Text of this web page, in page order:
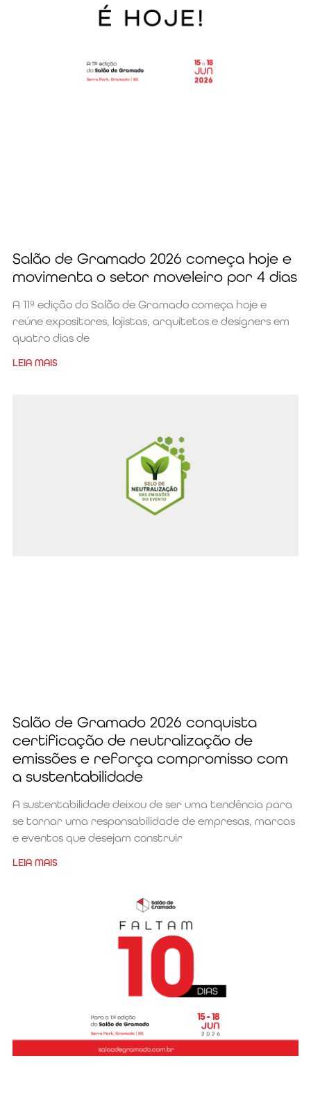
Salão de Gramado 2026 começa hoje e
movimenta o setor moveleiro por 4 dias
A 11ª edição do Salão de Gramado começa hoje e
reúne expositores, lojistas, arquitetos e designers em
quatro dias de
LEIA MAIS
Salão de Gramado 2026 conquista
certificação de neutralização de
emissões e reforça compromisso com
a sustentabilidade
A sustentabilidade deixou de ser uma tendência para
se tornar uma responsabilidade de empresas, marcas
e eventos que desejam construir
LEIA MAIS